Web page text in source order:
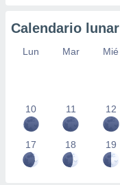
Calendario lunar
Lun Mar Mié
10 11 12
17 18 19